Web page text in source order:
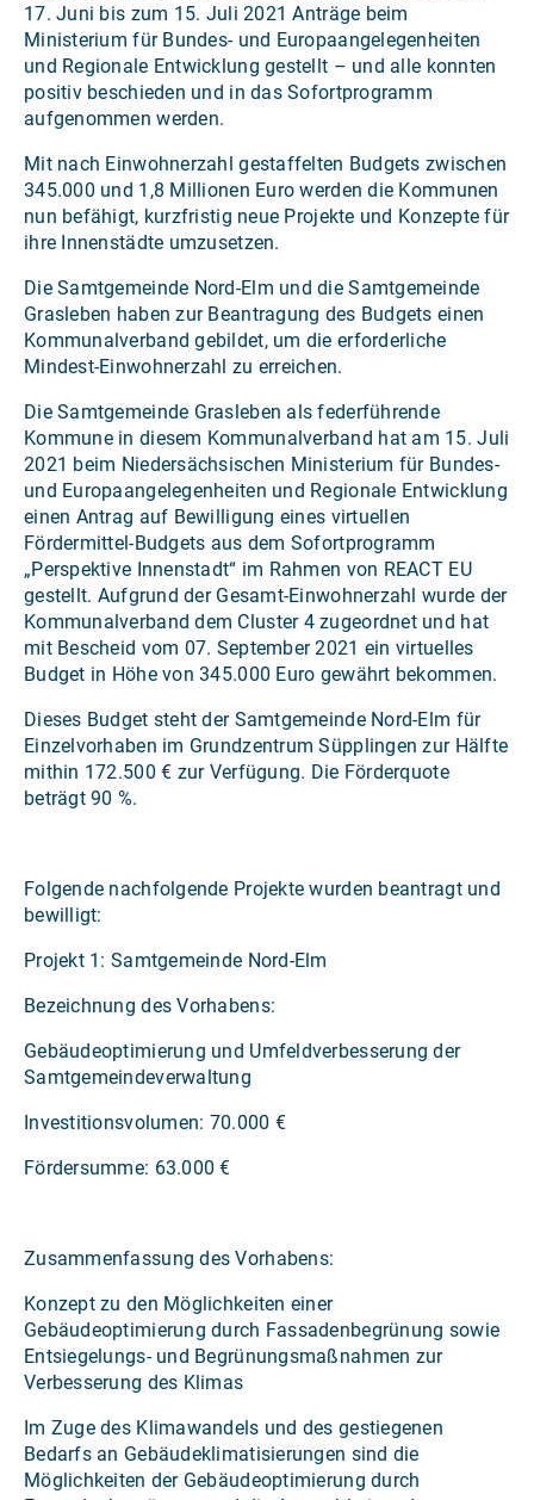
17. Juni bis zum 15. Juli 2021 Anträge beim
Ministerium für Bundes- und Europaangelegenheiten
und Regionale Entwicklung gestellt – und alle konnten
positiv beschieden und in das Sofortprogramm
aufgenommen werden.
Mit nach Einwohnerzahl gestaffelten Budgets zwischen
345.000 und 1,8 Millionen Euro werden die Kommunen
nun befähigt, kurzfristig neue Projekte und Konzepte für
ihre Innenstädte umzusetzen.
Die Samtgemeinde Nord-Elm und die Samtgemeinde
Grasleben haben zur Beantragung des Budgets einen
Kommunalverband gebildet, um die erforderliche
Mindest-Einwohnerzahl zu erreichen.
Die Samtgemeinde Grasleben als federführende
Kommune in diesem Kommunalverband hat am 15. Juli
2021 beim Niedersächsischen Ministerium für Bundes-
und Europaangelegenheiten und Regionale Entwicklung
einen Antrag auf Bewilligung eines virtuellen
Fördermittel-Budgets aus dem Sofortprogramm
„Perspektive Innenstadt“ im Rahmen von REACT EU
gestellt. Aufgrund der Gesamt-Einwohnerzahl wurde der
Kommunalverband dem Cluster 4 zugeordnet und hat
mit Bescheid vom 07. September 2021 ein virtuelles
Budget in Höhe von 345.000 Euro gewährt bekommen.
Dieses Budget steht der Samtgemeinde Nord-Elm für
Einzelvorhaben im Grundzentrum Süpplingen zur Hälfte
mithin 172.500 € zur Verfügung. Die Förderquote
beträgt 90 %.
Folgende nachfolgende Projekte wurden beantragt und
bewilligt:
Projekt 1: Samtgemeinde Nord-Elm
Bezeichnung des Vorhabens:
Gebäudeoptimierung und Umfeldverbesserung der
Samtgemeindeverwaltung
Investitionsvolumen: 70.000 €
Fördersumme: 63.000 €
Zusammenfassung des Vorhabens:
Konzept zu den Möglichkeiten einer
Gebäudeoptimierung durch Fassadenbegrünung sowie
Entsiegelungs- und Begrünungsmaßnahmen zur
Verbesserung des Klimas
Im Zuge des Klimawandels und des gestiegenen
Bedarfs an Gebäudeklimatisierungen sind die
Möglichkeiten der Gebäudeoptimierung durch